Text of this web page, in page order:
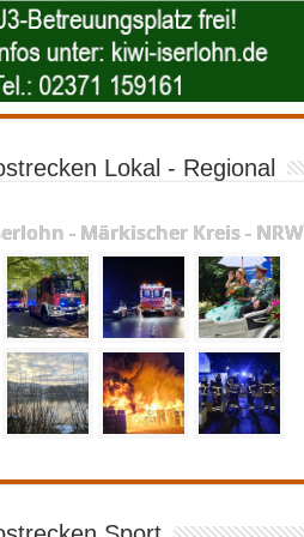
Lokal - Regional
- Märkischer Kreis - NRW